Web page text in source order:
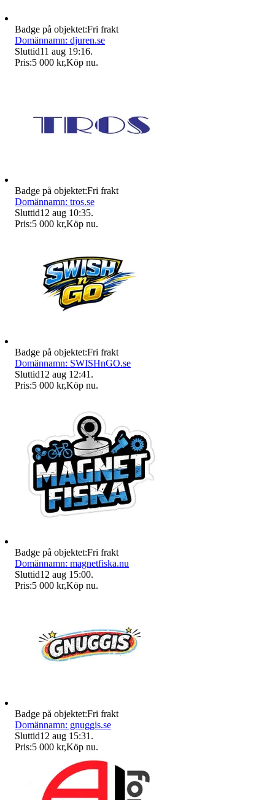
Badge på objektet:Fri frakt
Domännamn: djuren.se
Sluttid11 aug 19:16.
Pris:5 000 kr,Köp nu.
Badge på objektet:Fri frakt
Domännamn: tros.se
Sluttid12 aug 10:35.
Pris:5 000 kr,Köp nu.
Badge på objektet:Fri frakt
Domännamn: SWISHnGO.se
Sluttid12 aug 12:41 .
Pris:5 000 kr,Köp nu.
Badge på objektet:Fri frakt
Domännamn: magnetfiska.nu
Sluttid12 aug 15:00.
Pris:5 000 kr,Köp nu.
Badge på objektet:Fri frakt
Domännamn: gnuggis.se
Sluttid12 aug 15:31 .
Pris:5 000 kr,Köp nu.